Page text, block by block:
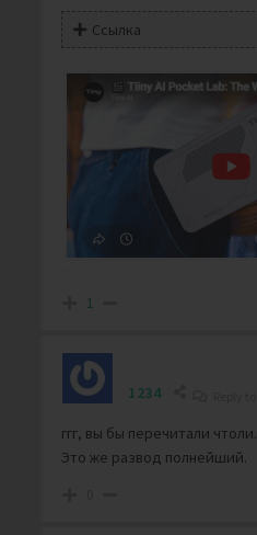
Ссылка
1
1234
ггг, вы бы перечитали чтоли.
Это же развод полнейший.